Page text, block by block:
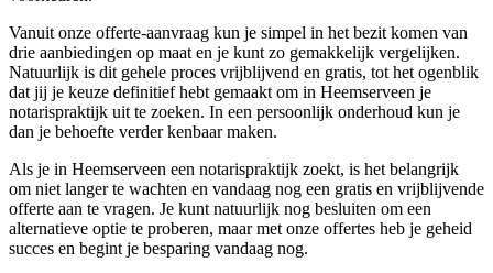
Vanuit onze offerte-aanvraag kun je simpel in het bezit komen van
drie aanbiedingen op maat en je kunt zo gemakkelijk vergelijken.
Natuurlijk is dit gehele proces vrijblijvend en gratis, tot het ogenblik
dat jij je keuze definitief hebt gemaakt om in Heemserveen je
notarispraktijk uit te zoeken. In een persoonlijk onderhoud kun je
dan je behoefte verder kenbaar maken.
Als je in Heemserveen een notarispraktijk zoekt, is het belangrijk
om niet langer te wachten en vandaag nog een gratis en vrijblijvende
offerte aan te vragen. Je kunt natuurlijk nog besluiten om een
alternatieve optie te proberen, maar met onze offertes heb je geheid
succes en begint je besparing vandaag nog.